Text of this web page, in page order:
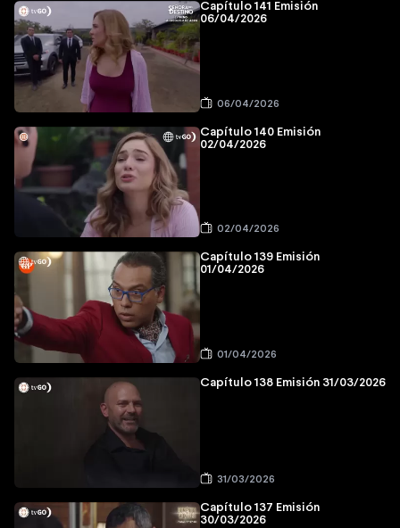
Capítulo 141 Emisión
06/04/2026
06/04/2026
Capítulo 140 Emisión
02/04/2026
02/04/2026
Capítulo 139 Emisión
01/04/2026
01/04/2026
Capítulo 138 Emisión 31/03/2026
31/03/2026
Capítulo 137 Emisión
30/03/2026